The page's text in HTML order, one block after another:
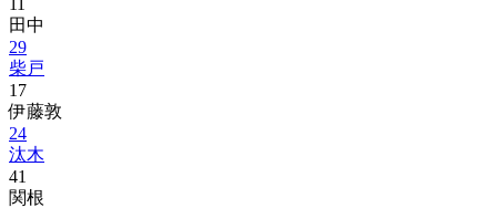
田中
29
柴戸
17
伊藤敦
24
汰木
41
関根